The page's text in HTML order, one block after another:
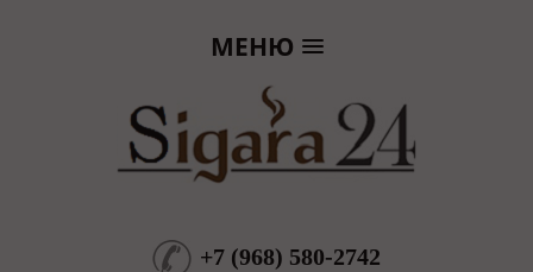
МЕНЮ
+7 (968) 580-2742